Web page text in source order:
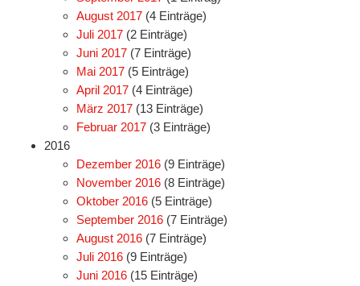
August 2017 (4 Einträge)
Juli 2017 (2 Einträge)
Juni 2017 (7 Einträge)
Mai 2017 (5 Einträge)
April 2017 (4 Einträge)
März 2017 (13 Einträge)
Februar 2017 (3 Einträge)
2016
Dezember 2016 (9 Einträge)
November 2016 (8 Einträge)
Oktober 2016 (5 Einträge)
September 2016 (7 Einträge)
August 2016 (7 Einträge)
Juli 2016 (9 Einträge)
Juni 2016 (15 Einträge)